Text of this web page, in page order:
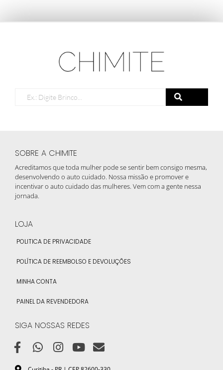
SOBRE A CHIMITE
Acreditamos que toda mulher pode se sentir bem consigo mesma,
desenvolvendo o auto cuidado. Nossa missão e promover e
incentivar o auto cuidado das mulheres. Vem com a gente nessa
jornada.
LOJA
POLITICA DE PRIVACIDADE
POLÍTICA DE REEMBOLSO E DEVOLUÇÕES
MINHA CONTA
PAINEL DA REVENDEDORA
SIGA NOSSAS REDES